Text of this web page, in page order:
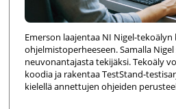
Emerson laajentaa NI Nigel-tekoälyn
ohjelmistoperheeseen. Samalla
neuvonantajasta tekijäksi. Tekoäly
koodia ja rakentaa TestStand-
kielellä annettujen ohjeiden